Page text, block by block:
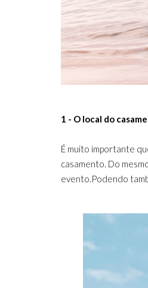
1 - O local do
É muito importante
casamento. Do
evento.Podendo